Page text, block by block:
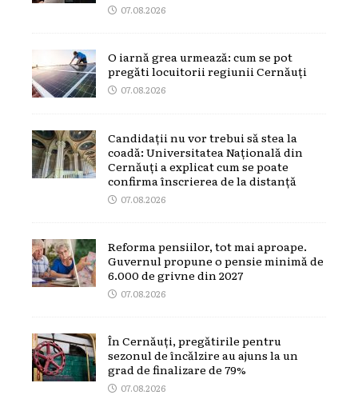
07.08.2026
O iarnă grea urmează: cum se pot
pregăti locuitorii regiunii Cernăuți
07.08.2026
Candidații nu vor trebui să stea la
coadă: Universitatea Națională din
Cernăuți a explicat cum se poate
confirma înscrierea de la distanță
07.08.2026
Reforma pensiilor, tot mai aproape.
Guvernul propune o pensie minimă de
6.000 de grivne din 2027
07.08.2026
În Cernăuți, pregătirile pentru
sezonul de încălzire au ajuns la un
grad de finalizare de 79%
07.08.2026